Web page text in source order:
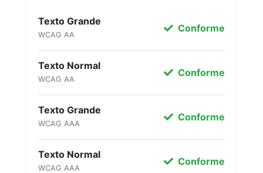
Texto Grande
WCAG AA
Conforme
Texto Normal
WCAG AA
Conforme
Texto Grande
WCAG AAA
Conforme
Texto Normal
WCAG AAA
Conforme